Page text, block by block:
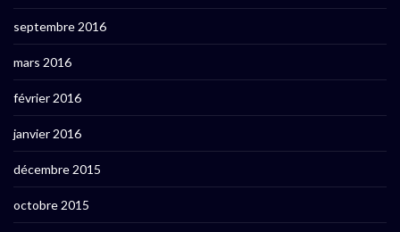
septembre 2016
mars 2016
février 2016
janvier 2016
décembre 2015
octobre 2015